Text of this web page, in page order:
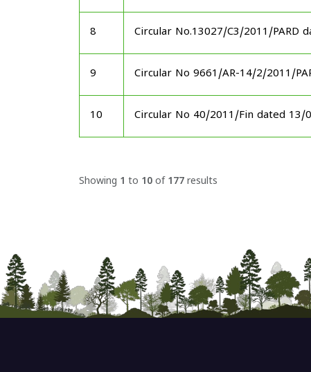
8 Circular No.13027/C3/2011/PARD
9 Circular No 9661/AR-14/2/2011/
10 Circular No 40/2011/Fin dated 13/
Showing 1 to 10 of 177 results